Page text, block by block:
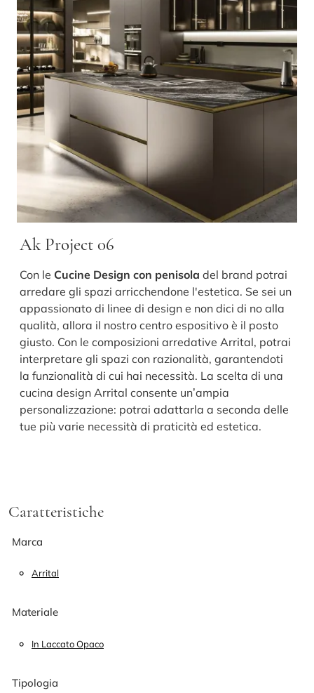
Ak Project 06
Con le Cucine Design con penisola del brand potrai
arredare gli spazi arricchendone l'estetica. Se sei un
appassionato di linee di design e non dici di no alla
qualità, allora il nostro centro espositivo è il posto
giusto. Con le composizioni arredative Arrital, potrai
interpretare gli spazi con razionalità, garantendoti
la funzionalità di cui hai necessità. La scelta di una
cucina design Arrital consente un’ampia
personalizzazione: potrai adattarla a seconda delle
tue più varie necessità di praticità ed estetica.
Caratteristiche
Marca
Arrital
Materiale
In Laccato Opaco
Tipologia